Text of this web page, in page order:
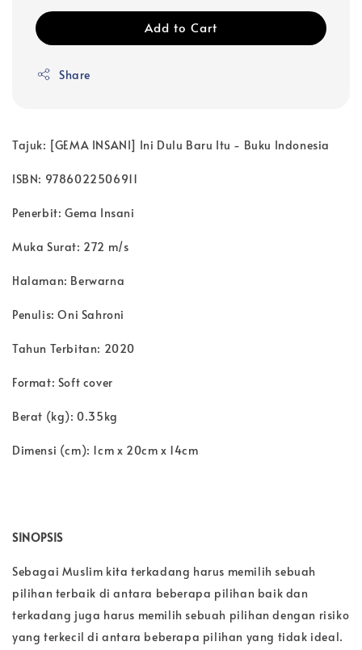
Add to Cart
Share
Tajuk: [GEMA INSANI] Ini Dulu Baru Itu - Buku Indonesia
ISBN: 9786022506911
Penerbit: Gema Insani
Muka Surat: 272 m/s
Halaman: Berwarna
Penulis: Oni Sahroni
Tahun Terbitan: 2020
Format: Soft cover
Berat (kg): 0.35kg
Dimensi (cm): 1cm x 20cm x 14cm
SINOPSIS
Sebagai Muslim kita terkadang harus memilih sebuah
pilihan terbaik di antara beberapa pilihan baik dan
terkadang juga harus memilih sebuah pilihan dengan risiko
yang terkecil di antara beberapa pilihan yang tidak ideal.